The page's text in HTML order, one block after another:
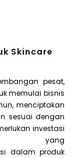
Skincare
pesat,
memulai bisnis
menciptakan
sesuai dengan
investasi
yang
dalam produk